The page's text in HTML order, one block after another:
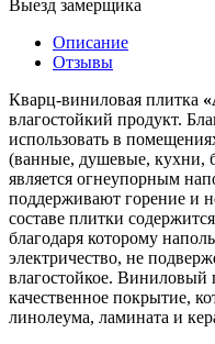
Выезд замерщика
Описание
Отзывы
Кварц-виниловая плитка
влагостойкий продукт.
использовать в
(ванные, душевые, кухни,
является огнеупорным
поддерживают горение и
составе плитки
благодаря которому
электричество, не
влагостойкое. Виниловый
качественное покрытие,
линолеума, ламината и